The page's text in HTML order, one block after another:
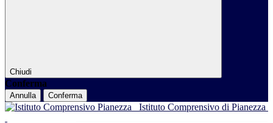
Chiudi
Conferma
Annulla Conferma
Istituto Comprensivo di Pianezza